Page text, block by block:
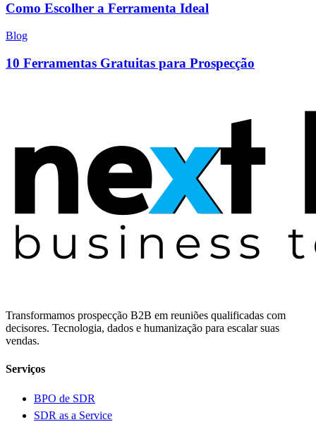
Como Escolher a Ferramenta Ideal
Blog
10 Ferramentas Gratuitas para Prospecção
Transformamos prospecção B2B em reuniões qualificadas com
decisores. Tecnologia, dados e humanização para escalar suas
vendas.
Serviços
BPO de SDR
SDR as a Service